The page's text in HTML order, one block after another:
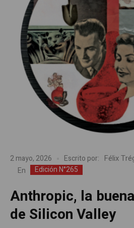
2 mayo, 2026 Escrito por: Félix
En Edición N°265
Anthropic, la
de Silicon Valley